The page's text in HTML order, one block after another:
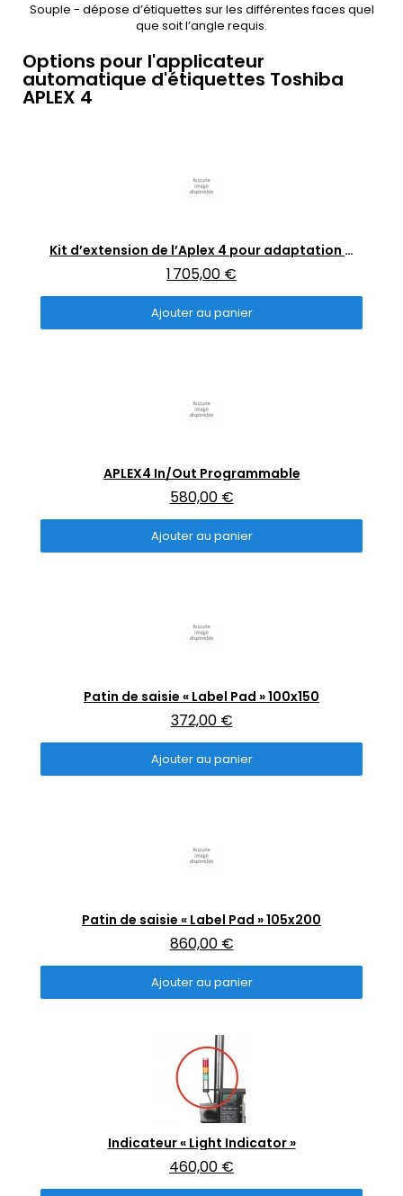
Souple - dépose d’étiquettes sur les différentes faces quel
que soit l’angle requis.
Options pour l'applicateur
automatique d'étiquettes Toshiba
APLEX 4
Aperçu rapide Kit d’extension de l’Aplex 4 pour adaptation sur les B-EX6
1 705,00 €
Ajouter au panier
Aperçu rapide
APLEX4 In/Out Programmable
580,00 €
Ajouter au panier
Aperçu rapide
Patin de saisie « Label Pad » 100x150
372,00 €
Ajouter au panier
Aperçu rapide
Patin de saisie « Label Pad » 105x200
860,00 €
Ajouter au panier
Aperçu rapide
Indicateur « Light Indicator »
460,00 €